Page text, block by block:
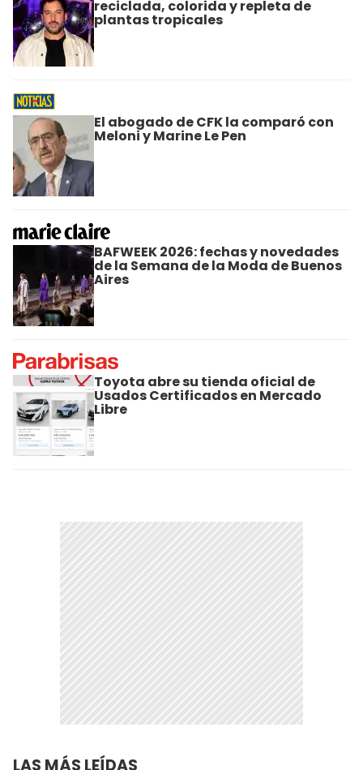
reciclada, colorida y repleta de
plantas tropicales
El abogado de CFK la comparó con
Meloni y Marine Le Pen
BAFWEEK 2026: fechas y novedades
de la Semana de la Moda de Buenos
Aires
Toyota abre su tienda oficial de
Usados Certificados en Mercado
Libre